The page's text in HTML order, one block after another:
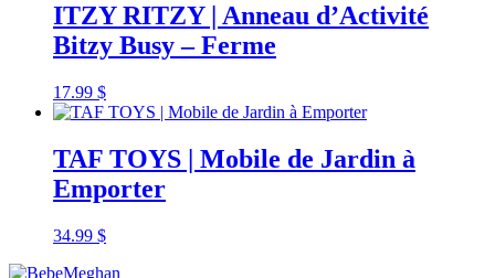
ITZY RITZY | Anneau d’Activité
Bitzy Busy – Ferme
17.99 $
TAF TOYS | Mobile de Jardin à
Emporter
34.99 $